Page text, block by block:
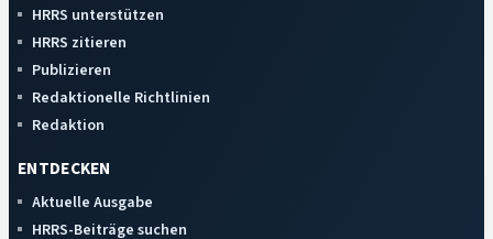
HRRS unterstützen
HRRS zitieren
Publizieren
Redaktionelle Richtlinien
Redaktion
ENTDECKEN
Aktuelle Ausgabe
HRRS-Beiträge suchen